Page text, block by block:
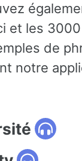
et les
de
notre